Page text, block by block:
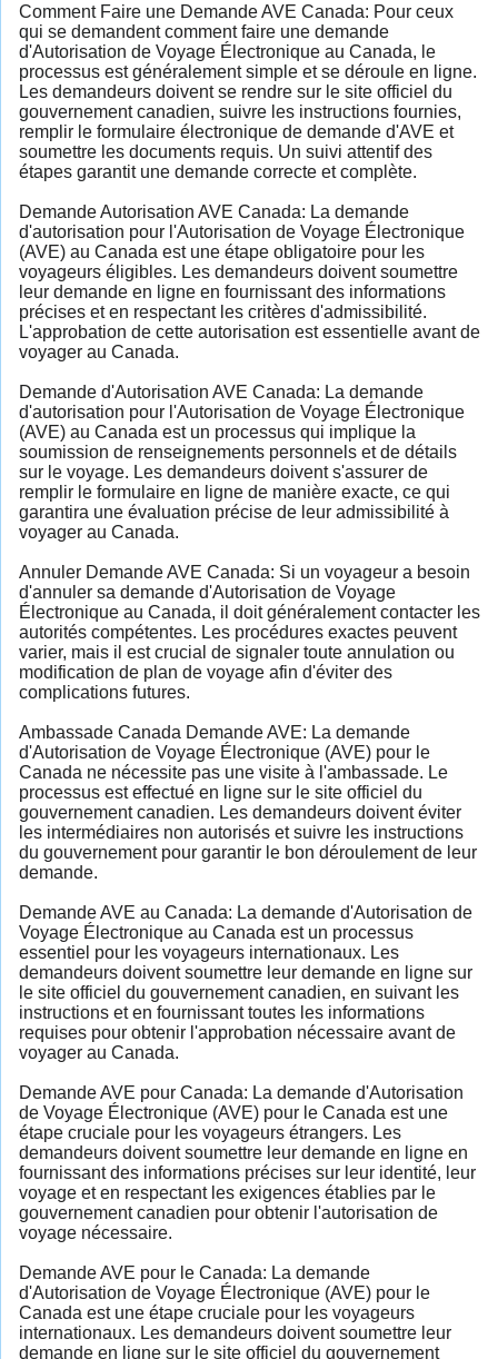
Comment Faire une Demande AVE Canada: Pour ceux
qui se demandent comment faire une demande
d'Autorisation de Voyage Électronique au Canada, le
processus est généralement simple et se déroule en ligne.
Les demandeurs doivent se rendre sur le site officiel du
gouvernement canadien, suivre les instructions fournies,
remplir le formulaire électronique de demande d'AVE et
soumettre les documents requis. Un suivi attentif des
étapes garantit une demande correcte et complète.
Demande Autorisation AVE Canada: La demande
d'autorisation pour l'Autorisation de Voyage Électronique
(AVE) au Canada est une étape obligatoire pour les
voyageurs éligibles. Les demandeurs doivent soumettre
leur demande en ligne en fournissant des informations
précises et en respectant les critères d'admissibilité.
L'approbation de cette autorisation est essentielle avant de
voyager au Canada.
Demande d'Autorisation AVE Canada: La demande
d'autorisation pour l'Autorisation de Voyage Électronique
(AVE) au Canada est un processus qui implique la
soumission de renseignements personnels et de détails
sur le voyage. Les demandeurs doivent s'assurer de
remplir le formulaire en ligne de manière exacte, ce qui
garantira une évaluation précise de leur admissibilité à
voyager au Canada.
Annuler Demande AVE Canada: Si un voyageur a besoin
d'annuler sa demande d'Autorisation de Voyage
Électronique au Canada, il doit généralement contacter les
autorités compétentes. Les procédures exactes peuvent
varier, mais il est crucial de signaler toute annulation ou
modification de plan de voyage afin d'éviter des
complications futures.
Ambassade Canada Demande AVE: La demande
d'Autorisation de Voyage Électronique (AVE) pour le
Canada ne nécessite pas une visite à l'ambassade. Le
processus est effectué en ligne sur le site officiel du
gouvernement canadien. Les demandeurs doivent éviter
les intermédiaires non autorisés et suivre les instructions
du gouvernement pour garantir le bon déroulement de leur
demande.
Demande AVE au Canada: La demande d'Autorisation de
Voyage Électronique au Canada est un processus
essentiel pour les voyageurs internationaux. Les
demandeurs doivent soumettre leur demande en ligne sur
le site officiel du gouvernement canadien, en suivant les
instructions et en fournissant toutes les informations
requises pour obtenir l'approbation nécessaire avant de
voyager au Canada.
Demande AVE pour Canada: La demande d'Autorisation
de Voyage Électronique (AVE) pour le Canada est une
étape cruciale pour les voyageurs étrangers. Les
demandeurs doivent soumettre leur demande en ligne en
fournissant des informations précises sur leur identité, leur
voyage et en respectant les exigences établies par le
gouvernement canadien pour obtenir l'autorisation de
voyage nécessaire.
Demande AVE pour le Canada: La demande
d'Autorisation de Voyage Électronique (AVE) pour le
Canada est une étape cruciale pour les voyageurs
internationaux. Les demandeurs doivent soumettre leur
demande en ligne sur le site officiel du gouvernement